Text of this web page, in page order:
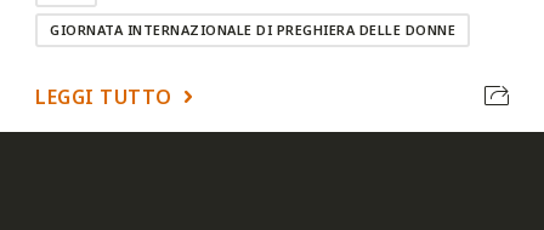
GIORNATA INTERNAZIONALE DI PREGHIERA DELLE DONNE
LEGGI TUTTO